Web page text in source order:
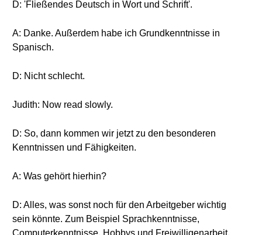
D: 'Fließendes Deutsch in Wort und Schrift'.
A: Danke. Außerdem habe ich Grundkenntnisse in
Spanisch.
D: Nicht schlecht.
Judith: Now read slowly.
D: So, dann kommen wir jetzt zu den besonderen
Kenntnissen und Fähigkeiten.
A: Was gehört hierhin?
D: Alles, was sonst noch für den Arbeitgeber wichtig
sein könnte. Zum Beispiel Sprachkenntnisse,
Computerkenntnisse, Hobbys und Freiwilligenarbeit.